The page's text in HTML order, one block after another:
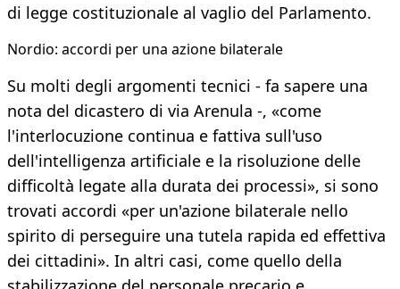
di legge costituzionale al vaglio del Parlamento.
​Nordio: accordi per una azione bilaterale
Su molti degli argomenti tecnici - fa sapere una
nota del dicastero di via Arenula -, «come
l'interlocuzione continua e fattiva sull'uso
dell'intelligenza artificiale e la risoluzione delle
difficoltà legate alla durata dei processi», si sono
trovati accordi «per un'azione bilaterale nello
spirito di perseguire una tutela rapida ed effettiva
dei cittadini». In altri casi, come quello della